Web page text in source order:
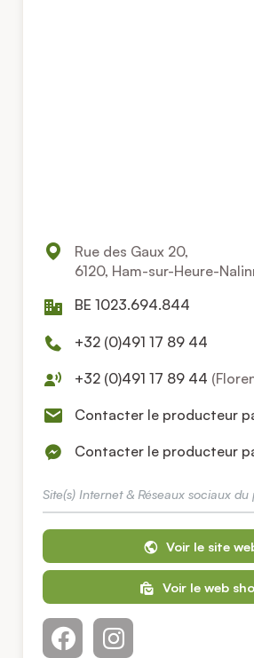
Rue des Gaux 20,
6120, Ham-sur-Heure-
BE 1023.694.844
+32 (0)491 17 89 44
+32 (0)491 17 89 44
Contacter le producteur
Contacter le producteur
Site(s) Internet & Réseaux sociaux
Voir le site
Voir le web